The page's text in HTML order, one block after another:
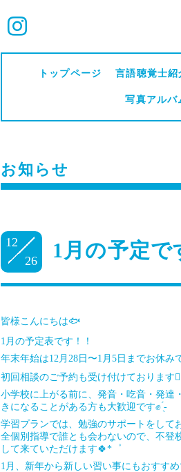
トップページ 言語聴覚士紹
写真アルバ
お知らせ
12
26
1月の予定で
皆様こんにちは🐟
1月の予定表です！！
年末年始は12月28日〜1月5日までお休み
初回相談のご予約も受け付けております
小学校に上がる前に、発音・吃音・発達
きになることがある方も大歓迎です✊ ̖́-
学習プランでは、勉強のサポートをして
全個別指導で誰とも会わないので、不登
して来ていただけます🍀*゜
1月、新年から新しい習い事にもおすすめ